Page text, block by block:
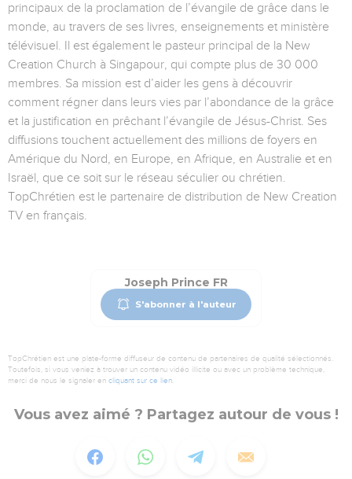
principaux de la proclamation de l’évangile de grâce dans le
monde, au travers de ses livres, enseignements et ministère
télévisuel. Il est également le pasteur principal de la New
Creation Church à Singapour, qui compte plus de 30 000
membres. Sa mission est d’aider les gens à découvrir
comment régner dans leurs vies par l’abondance de la grâce
et la justification en prêchant l’évangile de Jésus-Christ. Ses
diffusions touchent actuellement des millions de foyers en
Amérique du Nord, en Europe, en Afrique, en Australie et en
Israël, que ce soit sur le réseau séculier ou chrétien.
TopChrétien est le partenaire de distribution de New Creation
TV en français.
Joseph Prince FR
S'abonner à l'auteur
TopChrétien est une plate-forme diffuseur de contenu de partenaires de qualité sélectionnés.
Toutefois, si vous veniez à trouver un contenu vidéo illicite ou avec un problème technique,
merci de nous le signaler en cliquant sur ce lien.
Vous avez aimé ? Partagez autour de vous !